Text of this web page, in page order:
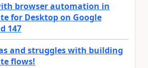
browser automation in
for Desktop on Google
147
and struggles with building
flows!